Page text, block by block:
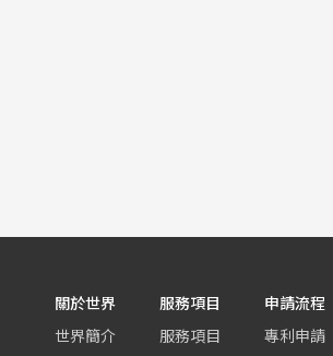
關於世界
世界簡介
服務項目
服務項目
申請流程
專利申請